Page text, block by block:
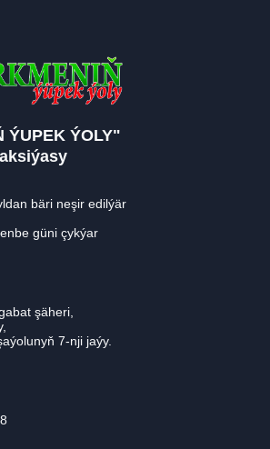
ÝUPEK ÝOLY"
bäri neşir edilýär
güni çykýar
şäheri,
7-nji jaýy.